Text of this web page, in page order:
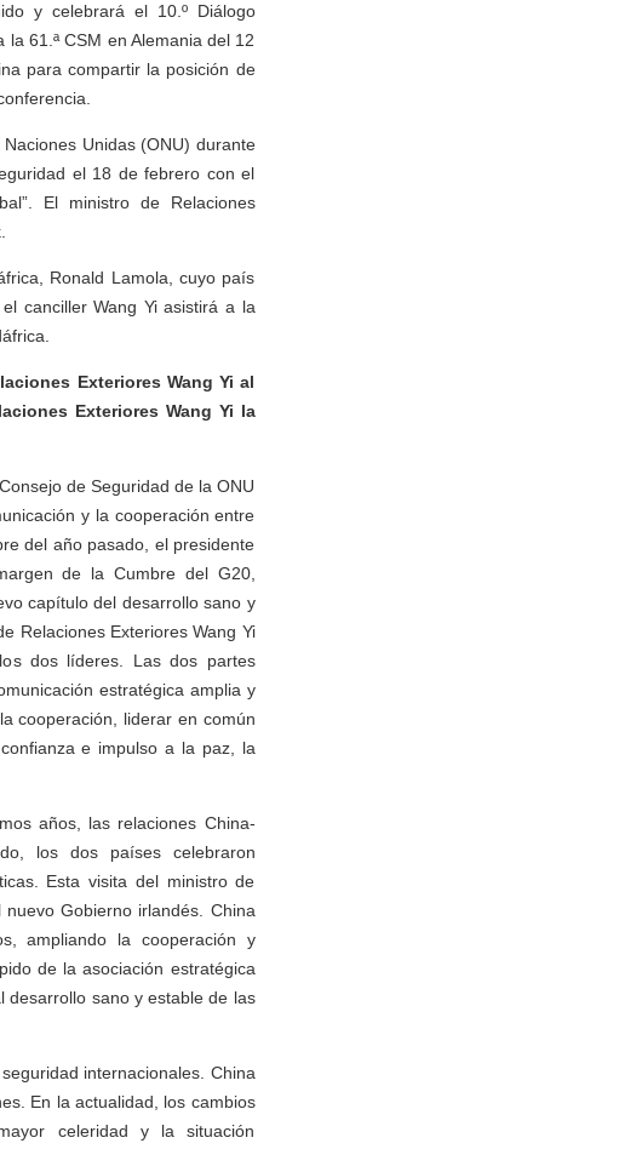
y celebrará el 10.º Diálogo
61.ª CSM en Alemania del 12
para compartir la posición de
Unidas (ONU) durante
el 18 de febrero con el
El ministro de Relaciones
Ronald Lamola, cuyo país
canciller Wang Yi asistirá a la
Exteriores Wang Yi al
Exteriores Wang Yi la
de Seguridad de la ONU
y la cooperación entre
del año pasado, el presidente
de la Cumbre del G20,
capítulo del desarrollo sano y
Relaciones Exteriores Wang Yi
dos líderes. Las dos partes
estratégica amplia y
cooperación, liderar en común
e impulso a la paz, la
años, las relaciones China-
los dos países celebraron
Esta visita del ministro de
Gobierno irlandés. China
ampliando la cooperación y
de la asociación estratégica
desarrollo sano y estable de las
internacionales. China
En la actualidad, los cambios
celeridad y la situación